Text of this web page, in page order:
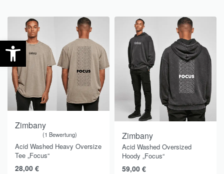
Zimbany
Bewertet mit 5.00 von 5
1 Bewertung
Acid Washed Heavy Oversize
Tee „Focus“
28,00 €
Zimbany
Acid Washed Oversized
Hoody „Focus“
59,00 €
Werkzeugleiste öffnen